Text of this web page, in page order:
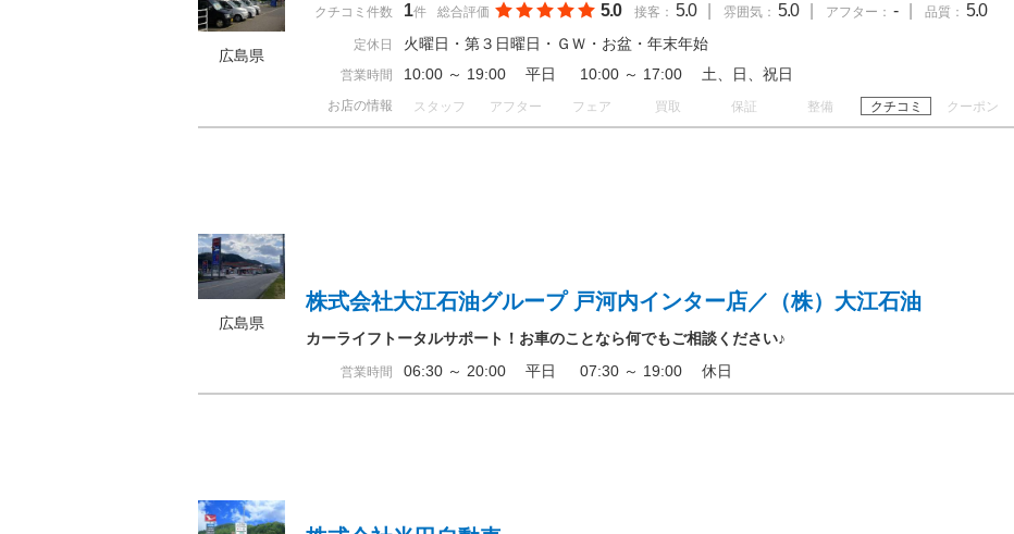
広島県
クチコミ件数 1件 総合評価 5.0 接客： 5.0 雰囲気： 5.0 アフター： - 品質： 5.0
定休日 火曜日・第３日曜日・ＧＷ・お盆・年末年始
営業時間 10:00 ～ 19:00 平日 10:00 ～ 17:00 土、日、祝日
お店の情報 スタッフ アフター フェア 買取 保証 整備 クチコミ クーポン
広島県
株式会社大江石油グループ 戸河内インター店／（株）大江石油
カーライフトータルサポート！お車のことなら何でもご相談ください♪
営業時間 06:30 ～ 20:00 平日 07:30 ～ 19:00 休日